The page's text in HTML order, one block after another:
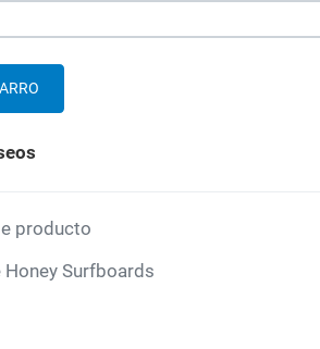
producto
Surfboards